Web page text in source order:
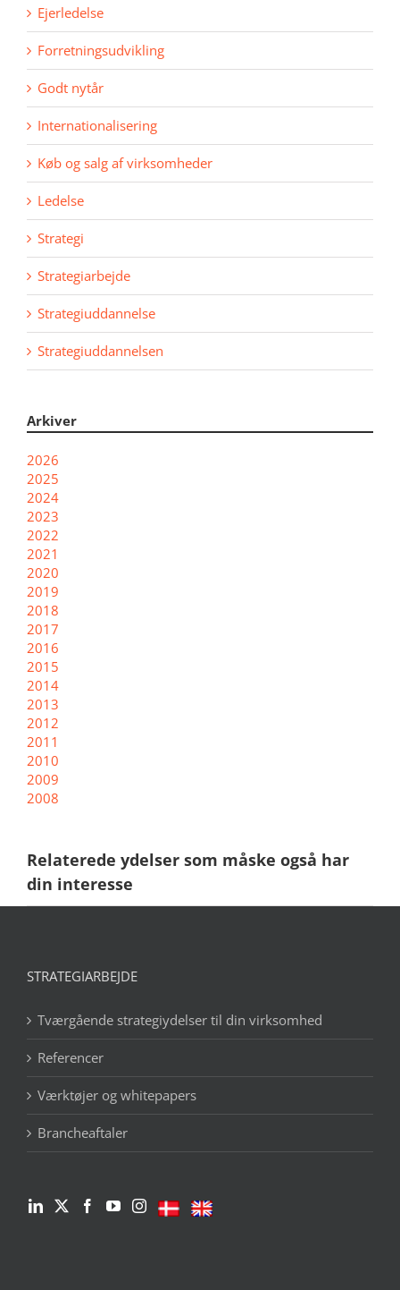
Ejerledelse
Forretningsudvikling
Godt nytår
Internationalisering
Køb og salg af virksomheder
Ledelse
Strategi
Strategiarbejde
Strategiuddannelse
Strategiuddannelsen
Arkiver
2026
2025
2024
2023
2022
2021
2020
2019
2018
2017
2016
2015
2014
2013
2012
2011
2010
2009
2008
Relaterede ydelser som måske også har
din interesse
STRATEGIARBEJDE
Tværgående strategiydelser til din virksomhed
Referencer
Værktøjer og whitepapers
Brancheaftaler